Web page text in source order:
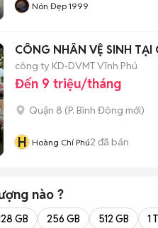
Nón Đẹp 1999
CÔNG NHÂN VỆ SINH TẠI
công ty KD-DVMT Vĩnh Phú
Đến 9 triệu/tháng
Quận 8 (P. Bình Đông mới)
H Hoàng Chí Phú2 đã bán
nào ?
GB 256 GB 512 GB 1